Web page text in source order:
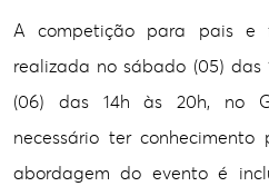
A competição para pais e
realizada no sábado (05)
(06) das 14h às 20h, no
necessário ter
abordagem do evento é